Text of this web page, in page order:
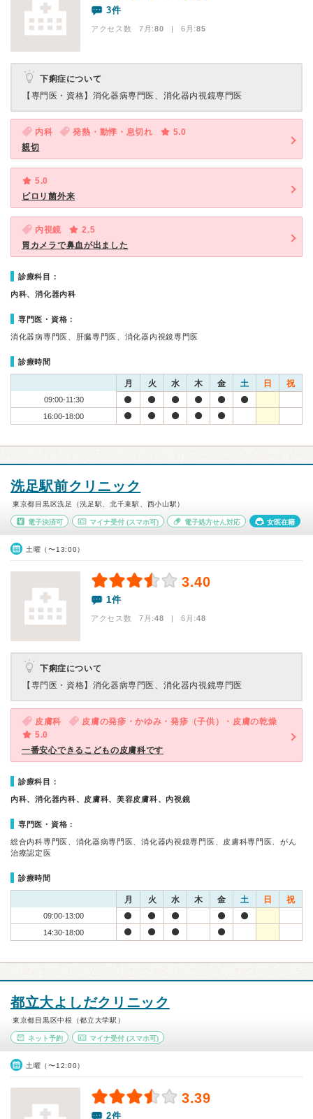
3件
アクセス数 7月:80 | 6月:85
下痢症について
【専門医・資格】 消化器病専門医、消化器内視鏡専門医
内科 発熱・動悸・息切れ
5.0
親切
5.0
ピロリ菌外来
内視鏡
2.5
胃カメラで鼻血が出ました
診療科目：
内科、消化器内科
専門医・資格：
消化器病専門医、肝臓専門医、消化器内視鏡専門医
診療時間
月 火 水 木 金 土 日 祝
09:00-11:30
16:00-18:00
洗足駅前クリニック
東京都目黒区洗足（洗足駅、北千束駅、西小山駅）
電子決済可 マイナ受付(スマホ可) 電子処方せん対応 女医在籍
土曜（〜13:00）
3.40
1件
アクセス数 7月:48 | 6月:48
下痢症について
【専門医・資格】 消化器病専門医、消化器内視鏡専門医
皮膚科
皮膚の発疹・かゆみ・発疹（子供）・皮膚の乾燥
5.0
一番安心できるこどもの皮膚科です
診療科目：
内科、消化器内科、皮膚科、美容皮膚科、内視鏡
専門医・資格：
総合内科専門医、消化器病専門医、消化器内視鏡専門医、皮膚科専門医、がん
治療認定医
診療時間
月 火 水 木 金 土 日 祝
09:00-13:00
14:30-18:00
都立大よしだクリニック
東京都目黒区中根（都立大学駅）
ネット予約 マイナ受付(スマホ可)
土曜（〜12:00）
3.39
2件